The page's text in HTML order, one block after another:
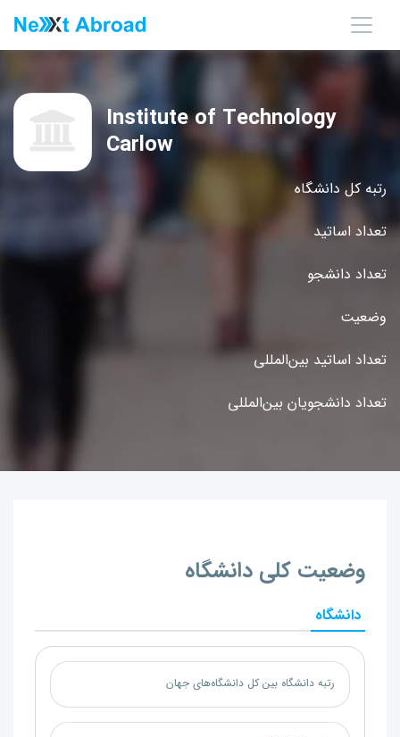
رتبه کل دانشگاه
تعداد اساتید
تعداد دانشجو
وضعیت
تعداد اساتید بین‌المللی
تعداد دانشجویان بین‌المللی
Institute of Technology
Carlow
وضعیت کلی دانشگاه
دانشگاه
رتبه دانشگاه بین کل دانشگاه‌های جهان